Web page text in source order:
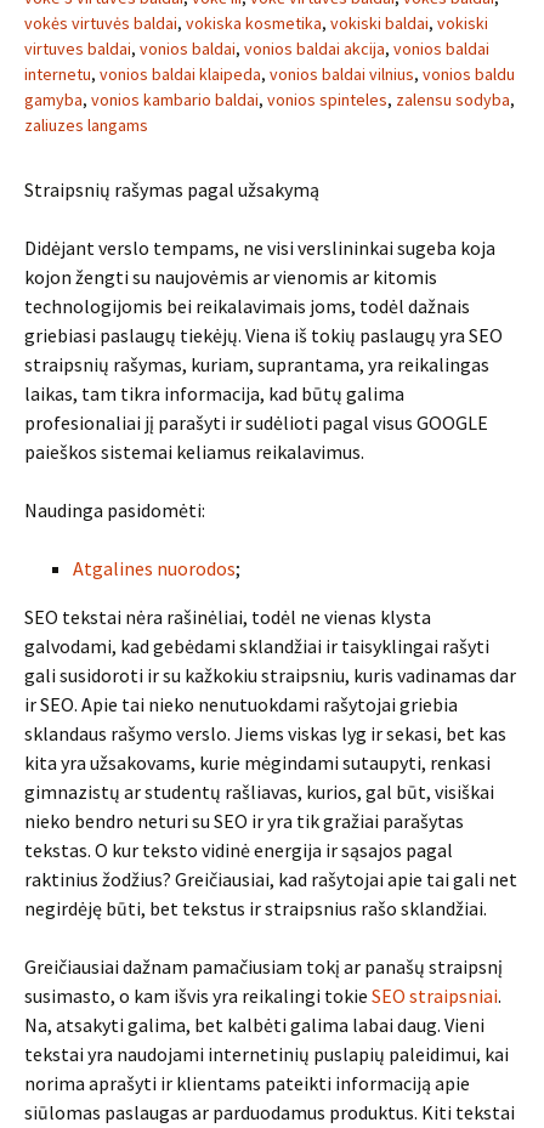
vokės virtuvės baldai, vokiska kosmetika, vokiski baldai, vokiski
virtuves baldai, vonios baldai, vonios baldai akcija, vonios baldai
internetu, vonios baldai klaipeda, vonios baldai vilnius, vonios baldu
gamyba, vonios kambario baldai, vonios spinteles, zalensu sodyba,
zaliuzes langams
Straipsnių rašymas pagal užsakymą
Didėjant verslo tempams, ne visi verslininkai sugeba koja
kojon žengti su naujovėmis ar vienomis ar kitomis
technologijomis bei reikalavimais joms, todėl dažnais
griebiasi paslaugų tiekėjų. Viena iš tokių paslaugų yra SEO
straipsnių rašymas, kuriam, suprantama, yra reikalingas
laikas, tam tikra informacija, kad būtų galima
profesionaliai jį parašyti ir sudėlioti pagal visus GOOGLE
paieškos sistemai keliamus reikalavimus.
Naudinga pasidomėti:
Atgalines nuorodos;
SEO tekstai nėra rašinėliai, todėl ne vienas klysta
galvodami, kad gebėdami sklandžiai ir taisyklingai rašyti
gali susidoroti ir su kažkokiu straipsniu, kuris vadinamas dar
ir SEO. Apie tai nieko nenutuokdami rašytojai griebia
sklandaus rašymo verslo. Jiems viskas lyg ir sekasi, bet kas
kita yra užsakovams, kurie mėgindami sutaupyti, renkasi
gimnazistų ar studentų rašliavas, kurios, gal būt, visiškai
nieko bendro neturi su SEO ir yra tik gražiai parašytas
tekstas. O kur teksto vidinė energija ir sąsajos pagal
raktinius žodžius? Greičiausiai, kad rašytojai apie tai gali net
negirdėję būti, bet tekstus ir straipsnius rašo sklandžiai.
Greičiausiai dažnam pamačiusiam tokį ar panašų straipsnį
susimasto, o kam išvis yra reikalingi tokie SEO straipsniai.
Na, atsakyti galima, bet kalbėti galima labai daug. Vieni
tekstai yra naudojami internetinių puslapių paleidimui, kai
norima aprašyti ir klientams pateikti informaciją apie
siūlomas paslaugas ar parduodamus produktus. Kiti tekstai